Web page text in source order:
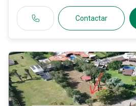
Contactar